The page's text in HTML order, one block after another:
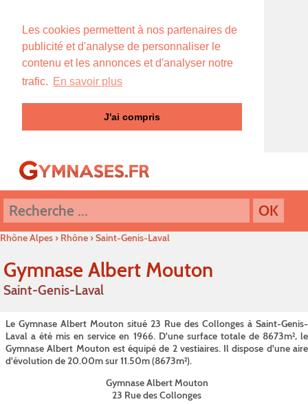
Les cookies permettent à nos partenaires de
publicité et d'analyse de personnaliser le
contenu et les annonces et d'analyser notre
trafic. En savoir plus
J'ai compris
Rhône Alpes› Rhône›Saint-Genis-Laval
Gymnase Albert Mouton
Saint-Genis-Laval
Le Gymnase Albert Mouton situé 23 Rue des Collonges à Saint-Genis-
Laval a été mis en service en 1966. D'une surface totale de 8673m², le
Gymnase Albert Mouton est équipé de 2 vestiaires. Il dispose d'une aire
d'évolution de 20.00m sur 11.50m (8673m²).
Gymnase Albert Mouton
23 Rue des Collonges